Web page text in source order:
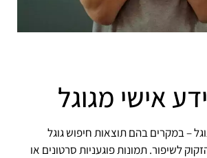
אישי מגוגל
– במקרים בהם תוצאות חיפוש גוגל
לשיפור.תמונות פוגעניות סרטונים או